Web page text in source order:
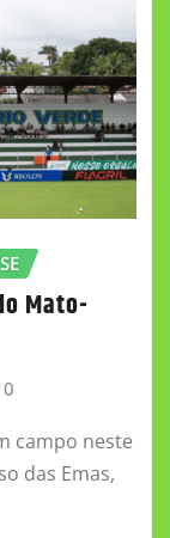
Mato-
0
campo neste
das Emas,